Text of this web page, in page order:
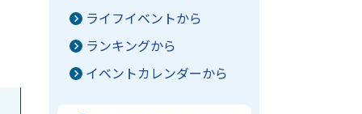
ライフイベントから
ランキングから
イベントカレンダーから